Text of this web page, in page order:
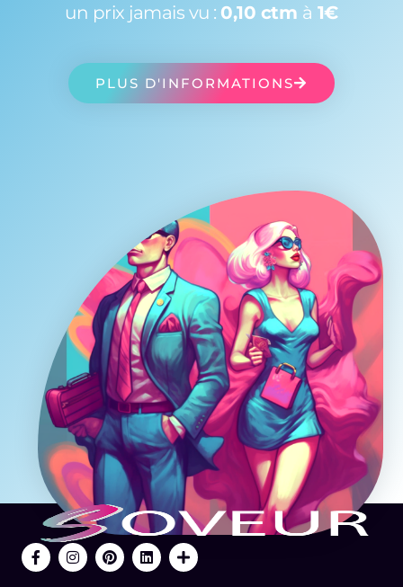
un prix jamais vu : 0,10 ctm à 1€
PLUS D'INFORMATIONS